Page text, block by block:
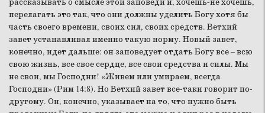
рассказывать о смысле этой заповеди и, хочешь-не хочешь,
перелагать это так, что они должны уделить Богу хотя бы
часть своего времени, своих сил, своих средств. Ветхий
завет устанавливал именно такую норму. Новый завет,
конечно, идет дальше: он заповедует отдать Богу все – всю
свою жизнь, все свое сердце, все свои средства и силы. Мы
не свои, мы Господни! «Живем или умираем, всегда
Господни» (Рим 14:8). Но Ветхий завет все-таки говорит по-
другому. Он, конечно, указывает на то, что нужно быть